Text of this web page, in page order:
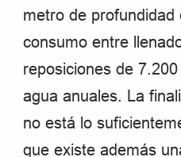
metro de profundidad
consumo entre
reposiciones de
agua anuales. La
no está lo
que existe además